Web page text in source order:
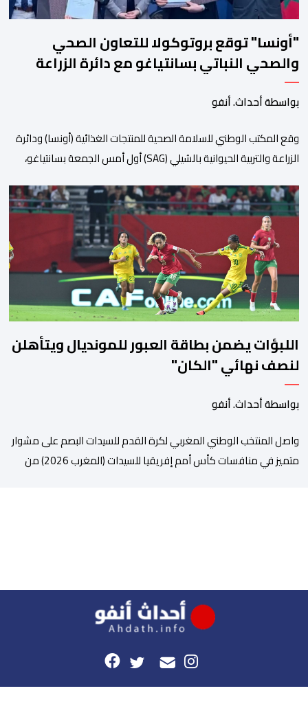
"أونسا" توقع بروتوكولا للتعاون الصحي
والصحي النباتي بسانتياغو مع دائرة الزراعة
وتربية المواشي
بواسطة أحداث. أنفو
وقع المكتب الوطني للسلامة الصحية للمنتجات الغذائية (أونسا) ودائرة
الزراعة والتربية الحيوانية بالشيلي (SAG) أول أمس الجمعة بسانتياغو،
والصحة الحيوانية. وسيمكن هذا البروتوكول الذي تم توقيعه بحضور
مسؤولين عن السلطات الشيلية، وممثلين عن القطاع الخاص ومن
أوساط التصدير، من مواءمة الإجراءات الصحية، والصحية النباتية المطبقة
على […]
اللبؤات يضمن بطاقة العبور للمونديال ويتأهلن
لنصف نهائي "الكان"
بواسطة أحداث. أنفو
واصل المنتخب الوطني المغربي لكرة القدم للسيدات البصم على مشوار
متميز في منافسات كأس أمم إفريقيا للسيدات (المغرب 2026) من